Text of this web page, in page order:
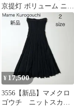
京提灯 ボリューム ニッ
ト スカート 25ss
¥ 17,500
3556【新品】マメクロ
ゴウチ ニットスカー